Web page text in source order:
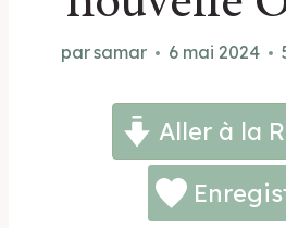
parsamar 6 mai 2024
Aller à la